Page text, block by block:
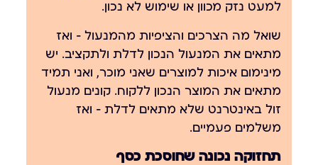
למעט נזק מכוון או שימוש לא נכון.
שואל מה הצרכים והציפיות מהמנעול — ואז
מתאים את המנעול הנכון לדלת ולתקציב. יש
מינימום איכות למוצרים שאני מוכר, ואני תמיד
מתאים את המוצר הנכון ללקוח. קונים מנעול
זול באינטרנט שלא מתאים לדלת — ואז
משלמים פעמיים.
תחזוקה נכונה שחוסכת כסף